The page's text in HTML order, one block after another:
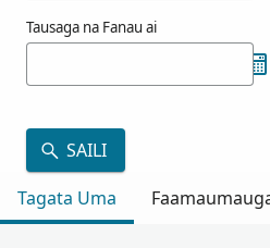
Tausaga na Fanau ai
SAILI
Tagata Uma